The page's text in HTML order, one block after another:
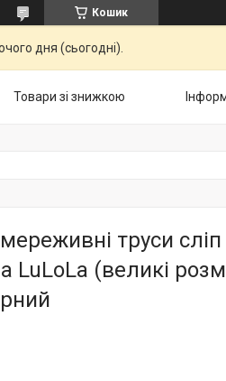
Кошик
дня (сьогодні).
Товари зі знижкою
труси сліп
LuLoLa (великі